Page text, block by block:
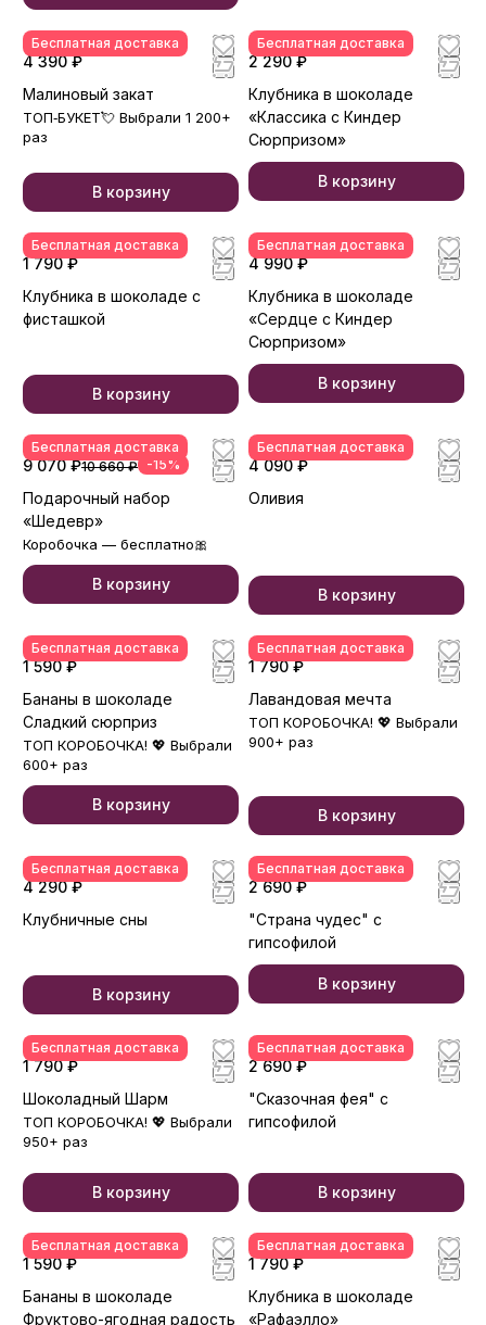
Бесплатная доставка
4 390 ₽
Малиновый закат
ТОП‑БУКЕТ💘 Выбрали 1 200+
раз
В корзину
Бесплатная доставка
2 290 ₽
Клубника в шоколаде
«Классика с Киндер
Сюрпризом»
В корзину
Бесплатная доставка
1 790 ₽
Клубника в шоколаде с
фисташкой
В корзину
Бесплатная доставка
4 990 ₽
Клубника в шоколаде
«Сердце с Киндер
Сюрпризом»
В корзину
Бесплатная доставка
9 070 ₽10 660 ₽ -15%
Подарочный набор
«Шедевр»
Коробочка — бесплатно🎀
В корзину
Бесплатная доставка
4 090 ₽
Оливия
В корзину
Бесплатная доставка
1 590 ₽
Бананы в шоколаде
Сладкий сюрприз
ТОП КОРОБОЧКА! 💖 Выбрали
600+ раз
В корзину
Бесплатная доставка
1 790 ₽
Лавандовая мечта
ТОП КОРОБОЧКА! 💖 Выбрали
900+ раз
В корзину
Бесплатная доставка
4 290 ₽
Клубничные сны
В корзину
Бесплатная доставка
2 690 ₽
"Страна чудес" с
гипсофилой
В корзину
Бесплатная доставка
1 790 ₽
Шоколадный Шарм
ТОП КОРОБОЧКА! 💖 Выбрали
950+ раз
В корзину
Бесплатная доставка
2 690 ₽
"Сказочная фея" с
гипсофилой
В корзину
Бесплатная доставка
1 590 ₽
Бананы в шоколаде
Фруктово-ягодная радость
Бесплатная доставка
1 790 ₽
Клубника в шоколаде
«Рафаэлло»